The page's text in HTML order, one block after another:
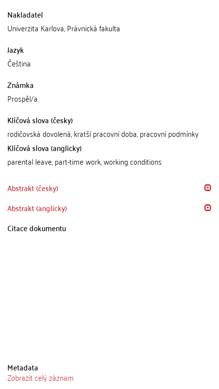
Nakladatel
Univerzita Karlova, Právnická fakulta
Jazyk
Čeština
Známka
Prospěl/a
Klíčová slova (česky)
rodičovská dovolená, kratší pracovní doba, pracovní podmínky
Klíčová slova (anglicky)
parental leave, part-time work, working conditions
Abstrakt (česky)
Abstrakt (anglicky)
Citace dokumentu
Metadata
Zobrazit celý záznam